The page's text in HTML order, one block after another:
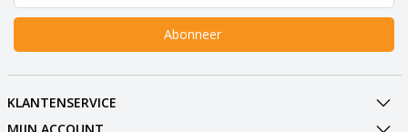
Abonneer
KLANTENSERVICE